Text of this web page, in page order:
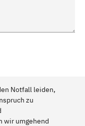
Notfall leiden,
zu
wir umgehend